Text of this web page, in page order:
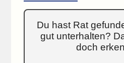
Du hast Rat
gut unterhalten?
doch